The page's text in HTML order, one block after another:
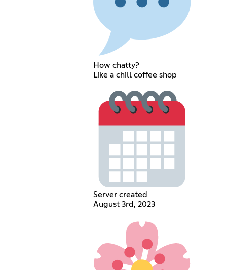
How chatty?
Like a chill coffee shop
Server created
August 3rd, 2023